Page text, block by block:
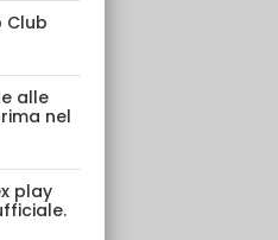
Club
alle
nel
play